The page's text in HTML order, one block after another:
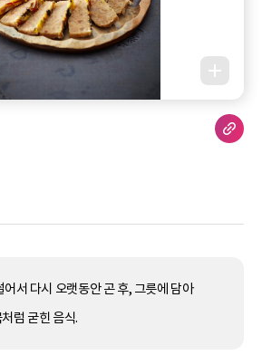
어서 다시 오랫동안 곤 후, 그릇에 담아
럼 굳힌 음식.